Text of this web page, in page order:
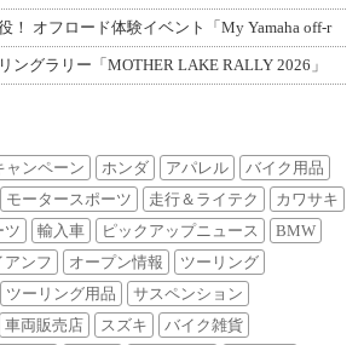
！ オフロード体験イベント「My Yamaha off-r
ングラリー「MOTHER LAKE RALLY 2026」
ャンペーン ホンダ アパレル
バイク用品
モータースポーツ 走行＆ライテク
カワサキ
ツ 輸入車 ピックアップニュース
BMW
アンフ オープン情報
ツーリング
ツーリング用品
サスペンション
車両販売店 スズキ
バイク雑貨